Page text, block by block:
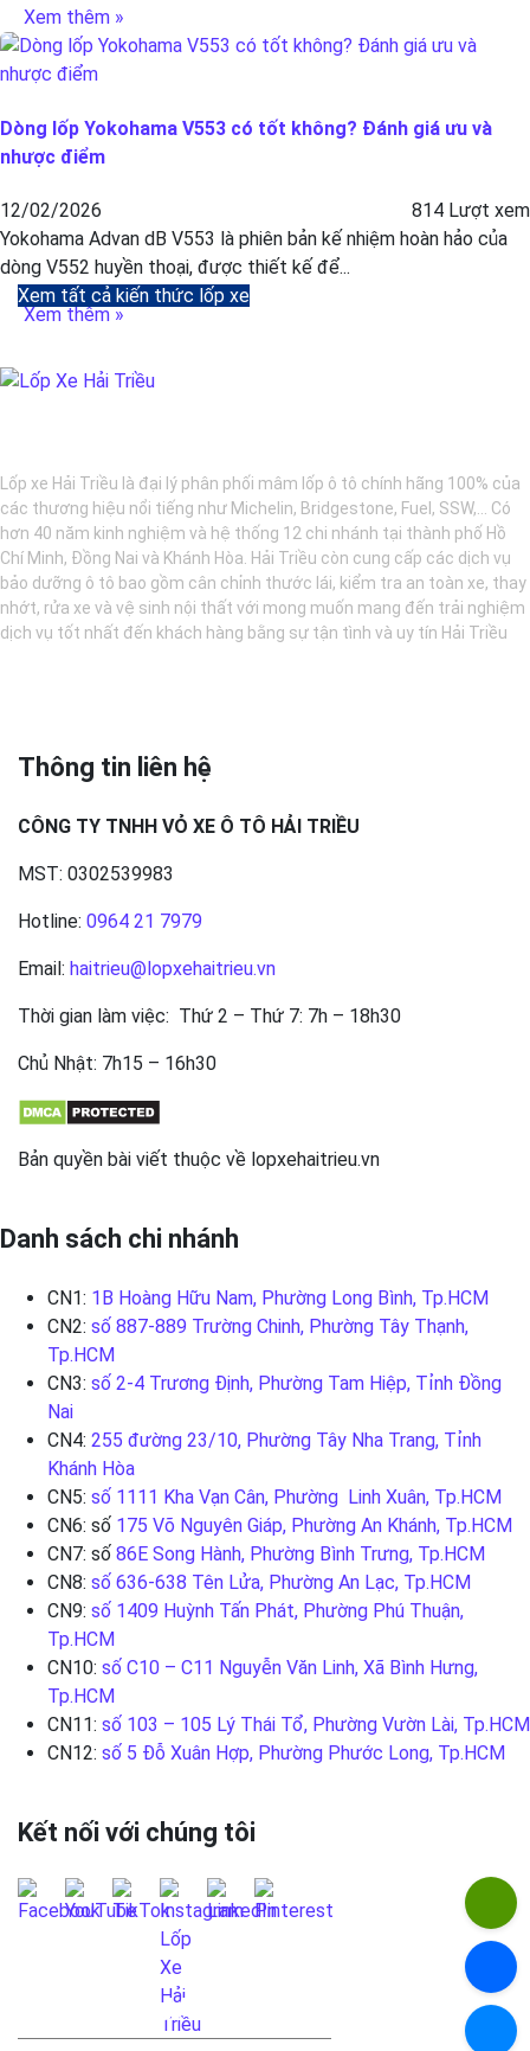
Xem thêm »
Dòng lốp Yokohama V553 có tốt không? Đánh giá ưu và
nhược điểm
12/02/2026
814 Lượt xem
Yokohama Advan dB V553 là phiên bản kế nhiệm hoàn hảo của
dòng V552 huyền thoại, được thiết kế để...
Xem thêm »
Xem tất cả kiến thức lốp xe
Lốp xe Hải Triều là đại lý phân phối mâm lốp ô tô chính hãng 100% của
các thương hiệu nổi tiếng như Michelin, Bridgestone, Fuel, SSW,... Có
hơn 40 năm kinh nghiệm và hệ thống 12 chi nhánh tại thành phố Hồ
Chí Minh, Đồng Nai và Khánh Hòa. Hải Triều còn cung cấp các dịch vụ
bảo dưỡng ô tô bao gồm cân chỉnh thước lái, kiểm tra an toàn xe, thay
nhớt, rửa xe và vệ sinh nội thất với mong muốn mang đến trải nghiệm
dịch vụ tốt nhất đến khách hàng bằng sự tận tình và uy tín Hải Triều
Thông tin liên hệ
CÔNG TY TNHH VỎ XE Ô TÔ HẢI TRIỀU
MST: 0302539983
Hotline: 0964 21 7979
Email: haitrieu@lopxehaitrieu.vn
Thời gian làm việc: Thứ 2 – Thứ 7: 7h – 18h30
Chủ Nhật: 7h15 – 16h30
Bản quyền bài viết thuộc về lopxehaitrieu.vn
Danh sách chi nhánh
CN1: 1B Hoàng Hữu Nam, Phường Long Bình, Tp.HCM
CN2: số 887-889 Trường Chinh, Phường Tây Thạnh,
Tp.HCM
CN3: số 2-4 Trương Định, Phường Tam Hiệp, Tỉnh Đồng
Nai
CN4: 255 đường 23/10, Phường Tây Nha Trang, Tỉnh
Khánh Hòa
CN5: số 1111 Kha Vạn Cân, Phường Linh Xuân, Tp.HCM
CN6: số 175 Võ Nguyên Giáp, Phường An Khánh, Tp.HCM
CN7: số 86E Song Hành, Phường Bình Trưng, Tp.HCM
CN8: số 636-638 Tên Lửa, Phường An Lạc, Tp.HCM
CN9: số 1409 Huỳnh Tấn Phát, Phường Phú Thuận,
Tp.HCM
CN10: số C10 – C11 Nguyễn Văn Linh, Xã Bình Hưng,
Tp.HCM
CN11: số 103 – 105 Lý Thái Tổ, Phường Vườn Lài, Tp.HCM
CN12: số 5 Đỗ Xuân Hợp, Phường Phước Long, Tp.HCM
Kết nối với chúng tôi
LIÊN HỆ QUA FANPAGE